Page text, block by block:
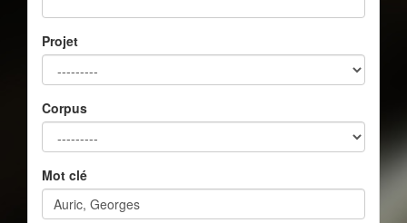
Projet
Corpus
Mot clé